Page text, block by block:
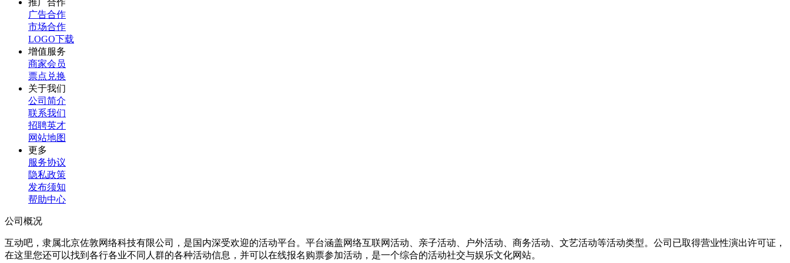
推广合作
广告合作
市场合作
LOGO下载
增值服务
商家会员
票点兑换
关于我们
公司简介
联系我们
招聘英才
网站地图
更多
服务协议
隐私政策
发布须知
帮助中心
公司概况
互动吧，隶属北京佐敦网络科技有限公司，是国内深受欢迎的活动平台。平台涵盖网络互联网活动、亲子活动、户外活动、商务活动、文艺活动等活动类型。公司已取得营业性演出许可证，
在这里您还可以找到各行各业不同人群的各种活动信息，并可以在线报名购票参加活动，是一个综合的活动社交与娱乐文化网站。